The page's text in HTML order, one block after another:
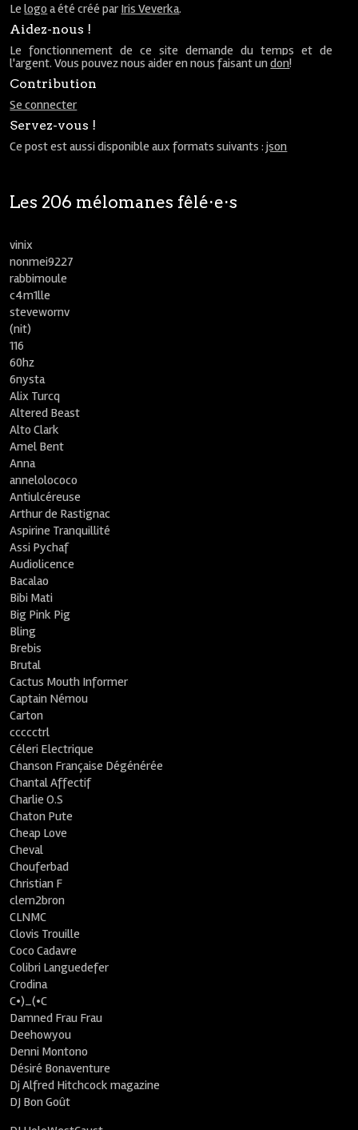
Lelogo a été créé par Iris Veverka.
Aidez-nous !
Le fonctionnement de ce site demande du temps et de
l'argent. Vous pouvez nous aider en nous faisant undon!
Contribution
Se connecter
Servez-vous !
Ce post est aussi disponible aux formats suivants :json
Les 206 mélomanes fêlé⋅e⋅s
vinix
nonmei9227
rabbimoule
c4m1lle
stevewornv
(nit)
116
60hz
6nysta
Alix Turcq
Altered Beast
Alto Clark
Amel Bent
Anna
annelolococo
Antiulcéreuse
Arthur de Rastignac
Aspirine Tranquillité
Assi Pychaf
Audiolicence
Bacalao
Bibi Mati
Big Pink Pig
Bling
Brebis
Brutal
Cactus Mouth Informer
Captain Némou
Carton
ccccctrl
Céleri Electrique
Chanson Française Dégénérée
Chantal Affectif
Charlie O.S
Chaton Pute
Cheap Love
Cheval
Chouferbad
Christian F
clem2bron
CLNMC
Clovis Trouille
Coco Cadavre
Colibri Languedefer
Crodina
C•)_(•C
Damned Frau Frau
Deehowyou
Denni Montono
Désiré Bonaventure
Dj Alfred Hitchcock magazine
DJ Bon Goût